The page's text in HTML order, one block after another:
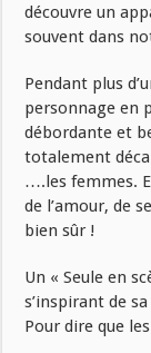
découvre un
souvent dans
Pendant plus
personnage en
débordante et
totalement
….les femmes.
de l’amour, de
bien sûr !
Un « Seule en
s’inspirant de
Pour dire que